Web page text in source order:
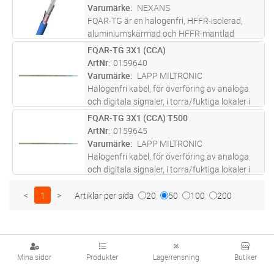
Mina sidor Produkter Lagerrensning Butiker
Varumärke
NEXANS
FQAR-TG är en halogenfri, HFFR-isolerad,
aluminiumskärmad och HFFR-mantlad
styrkabel med runda fåtrådiga ledare av
förtent koppar kablade i treskruvar.
M Lägg i kundvagn
FQAR-TG 3X1 (CCA)
ArtNr 0159640
Varumärke
LAPP MILTRONIC
Halogenfri kabel, för överföring av analoga
och digitala signaler, i torra/fuktiga lokaler i
exempelvis processindustrin. Vid eventuell
brand har kabeln låg rökutveckling vilket
underlättar utrymning...läs mer
M Lägg i kundvagn
FQAR-TG 3X1 (CCA) T500
ArtNr 0159645
Varumärke
LAPP MILTRONIC
Halogenfri kabel, för överföring av analoga
och digitala signaler, i torra/fuktiga lokaler i
brand har kabeln låg rökutveckling vilket
< 1 > Artiklar per sida 20 50 100 200